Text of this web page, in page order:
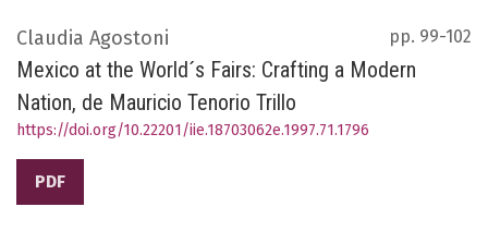
Claudia Agostoni pp. 99-102
Mexico at the World´s Fairs: Crafting a Modern
Nation, de Mauricio Tenorio Trillo
https://doi.org/10.22201/iie.18703062e.1997.71.1796
PDF